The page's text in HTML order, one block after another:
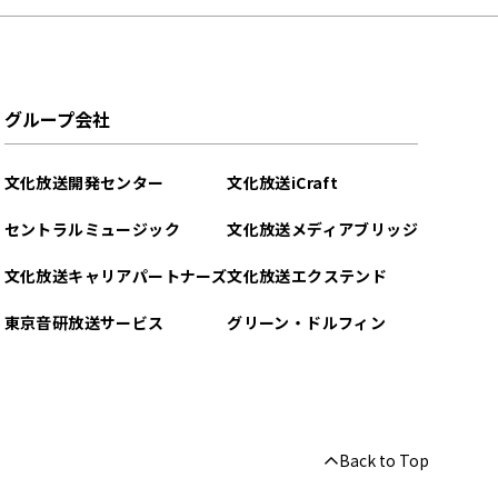
グループ会社
文化放送開発センター
セントラルミュージック
文化放送キャリアパートナーズ
東京音研放送サービス
文化放送iCraft
文化放送メディアブリッジ
文化放送エクステンド
グリーン・ドルフィン
Back to Top